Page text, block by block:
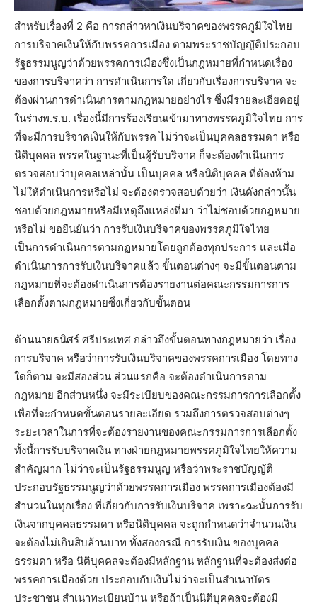
สำหรับเรื่องที่ 2 คือ การกล่าวหาเงินบริจาคของพรรคภูมิใจไทย
การบริจาคเงินให้กับพรรคการเมือง ตามพระราชบัญญัติประกอบ
รัฐธรรมนูญว่าด้วยพรรคการเมืองซึ่งเป็นกฎหมายที่กำหนดเรื่อง
ของการบริจาคว่า การดำเนินการใด เกี่ยวกับเรื่องการบริจาค จะ
ต้องผ่านการดำเนินการตามกฎหมายอย่างไร ซึ่งมีรายละเอียดอยู่
ในร่างพ.ร.บ. เรื่องนี้มีการร้องเรียนเข้ามาทางพรรคภูมิใจไทย การ
ที่จะมีการบริจาคเงินให้กับพรรค ไม่ว่าจะเป็นบุคคลธรรมดา หรือ
นิติบุคคล พรรคในฐานะที่เป็นผู้รับบริจาค ก็จะต้องดำเนินการ
ตรวจสอบว่าบุคคลเหล่านั้น เป็นบุคคล หรือนิติบุคคล ที่ต้องห้าม
ไม่ให้ดำเนินการหรือไม่ จะต้องตรวจสอบด้วยว่า เงินดังกล่าวนั้น
ชอบด้วยกฎหมายหรือมีเหตุถึงแหล่งที่มา ว่าไม่ชอบด้วยกฎหมาย
หรือไม่ ขอยืนยันว่า การรับเงินบริจาคของพรรคภูมิใจไทย
เป็นการดำเนินการตามกฏหมายโดยถูกต้องทุกประการ และเมื่อ
ดำเนินการการรับเงินบริจาคแล้ว ขั้นตอนต่างๆ จะมีขั้นตอนตาม
กฎหมายที่จะต้องดำเนินการต้องรายงานต่อคณะกรรมการการ
เลือกตั้งตามกฎหมายซึ่งเกี่ยวกับขั้นตอน
ด้านนายธนิศร์ ศรีประเทศ กล่าวถึงขั้นตอนทางกฎหมายว่า เรื่อง
การบริจาค หรือว่าการรับเงินบริจาคของพรรคการเมือง โดยทาง
ใดก็ตาม จะมีสองส่วน ส่วนแรกคือ จะต้องดำเนินการตาม
กฎหมาย อีกส่วนหนึ่ง จะมีระเบียบของคณะกรรมการการเลือกตั้ง
เพื่อที่จะกำหนดขั้นตอนรายละเอียด รวมถึงการตรวจสอบต่างๆ
ระยะเวลาในการที่จะต้องรายงานของคณะกรรมการการเลือกตั้ง
ทั้งนี้การรับบริจาคเงิน ทางฝ่ายกฎหมายพรรคภูมิใจไทยให้ความ
สำคัญมาก ไม่ว่าจะเป็นรัฐธรรมนูญ หรือว่าพระราชบัญญัติ
ประกอบรัฐธรรมนูญว่าด้วยพรรคการเมือง พรรคการเมืองต้องมี
สำนวนในทุกเรื่อง ที่เกี่ยวกับการรับเงินบริจาค เพราะฉะนั้นการรับ
เงินจากบุคคลธรรมดา หรือนิติบุคคล จะถูกกำหนดว่าจำนวนเงิน
จะต้องไม่เกินสิบล้านบาท ทั้งสองกรณี การรับเงิน ของบุคคล
ธรรมดา หรือ นิติบุคคลจะต้องมีหลักฐาน หลักฐานที่จะต้องส่งต่อ
พรรคการเมืองด้วย ประกอบกับเงินไม่ว่าจะเป็นสำเนาบัตร
ประชาชน สำเนาทะเบียนบ้าน หรือถ้าเป็นนิติบุคคลจะต้องมี